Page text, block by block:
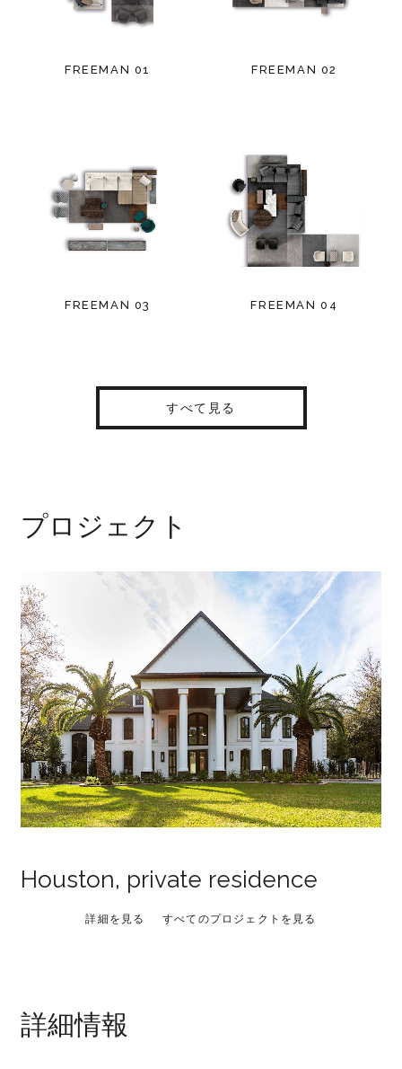
FREEMAN 01 FREEMAN 02
FREEMAN 03 FREEMAN 04
すべて見る
プロジェクト
Houston, private residence
詳細を見る すべてのプロジェクトを見る
詳細情報